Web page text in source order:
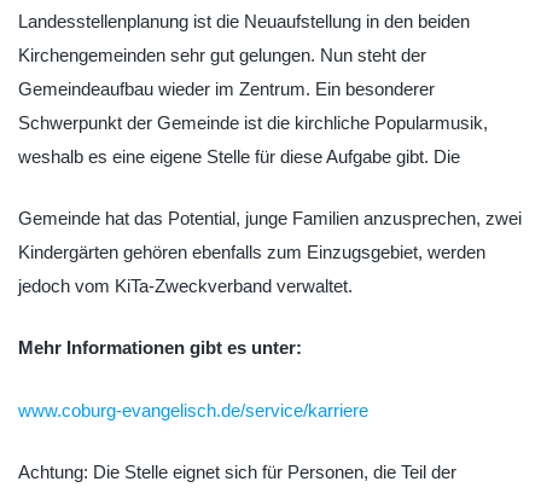
Landesstellenplanung ist die Neuaufstellung in den beiden
Kirchengemeinden sehr gut gelungen. Nun steht der
Gemeindeaufbau wieder im Zentrum. Ein besonderer
Schwerpunkt der Gemeinde ist die kirchliche Popularmusik,
weshalb es eine eigene Stelle für diese Aufgabe gibt. Die
Gemeinde hat das Potential, junge Familien anzusprechen, zwei
Kindergärten gehören ebenfalls zum Einzugsgebiet, werden
jedoch vom KiTa-Zweckverband verwaltet.
Mehr Informationen gibt es unter:
www.coburg-evangelisch.de/service/karriere
Achtung: Die Stelle eignet sich für Personen, die Teil der